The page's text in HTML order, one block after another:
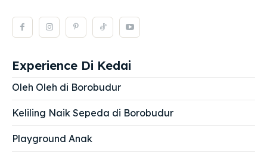
Experience Di Kedai
Oleh Oleh di Borobudur
Keliling Naik Sepeda di Borobudur
Playground Anak